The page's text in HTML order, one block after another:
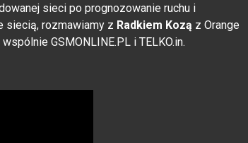
sieci po prognozowanie ruchu i
siecią, rozmawiamy z Radkiem Kozą z Orange
GSMONLINE.PL i TELKO.in.